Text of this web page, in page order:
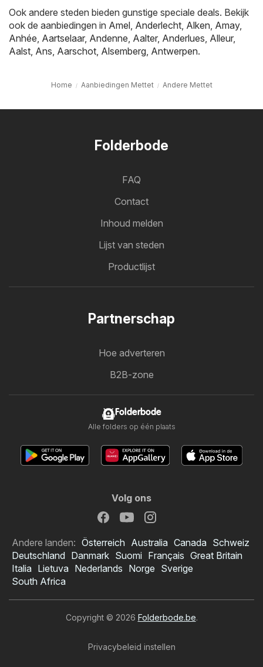
Ook andere steden bieden gunstige speciale deals. Bekijk
ook de aanbiedingen in Amel Anderlecht Alken Amay,
Anhée Aartselaar, Andenne Aalter, Anderlues Alleur,
Aalst Ans Aarschot Alsemberg Antwerpen.
Home Aanbiedingen Mettet Andere Mettet
Folderbode
FAQ
Contact
Inhoud melden
Lijst van steden
Productlijst
Partnerschap
Hoe adverteren
B2B-zone
Folderbode
Alle folders op één plaats
Volg ons
Andere landen: Österreich Australia Canada Schweiz
Deutschland Danmark Suomi Français Great Britain
Italia Lietuva Nederlands Norge Sverige
South Africa
Copyright © 2026 Folderbode.be.
Privacybeleid instellen